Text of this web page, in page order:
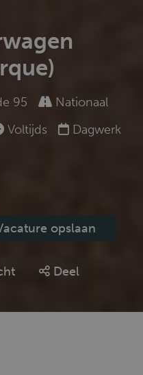
95
Nationaal
Voltijds
Dagwerk
opslaan
Deel